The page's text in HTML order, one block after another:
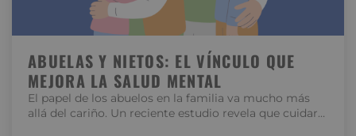
ABUELAS Y NIETOS: EL VÍNCULO QUE
MEJORA LA SALUD MENTAL
El papel de los abuelos en la familia va mucho más
allá del cariño. Un reciente estudio revela que cuidar…